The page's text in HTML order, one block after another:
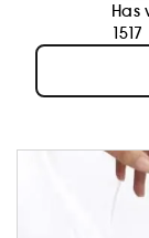
Has
1517